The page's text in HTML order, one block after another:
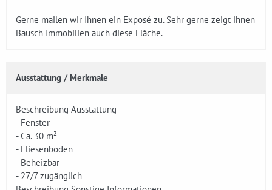
Gerne mailen wir Ihnen ein Exposé zu. Sehr gerne zeigt ihnen
Bausch Immobilien auch diese Fläche.
Ausstattung / Merkmale
Beschreibung Ausstattung
- Fenster
- Ca. 30 m²
- Fliesenboden
- Beheizbar
- 27/7 zugänglich